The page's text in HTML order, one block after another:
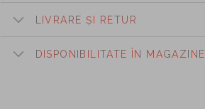
LIVRARE ȘI RETUR
DISPONIBILITATE ÎN MAGAZINE